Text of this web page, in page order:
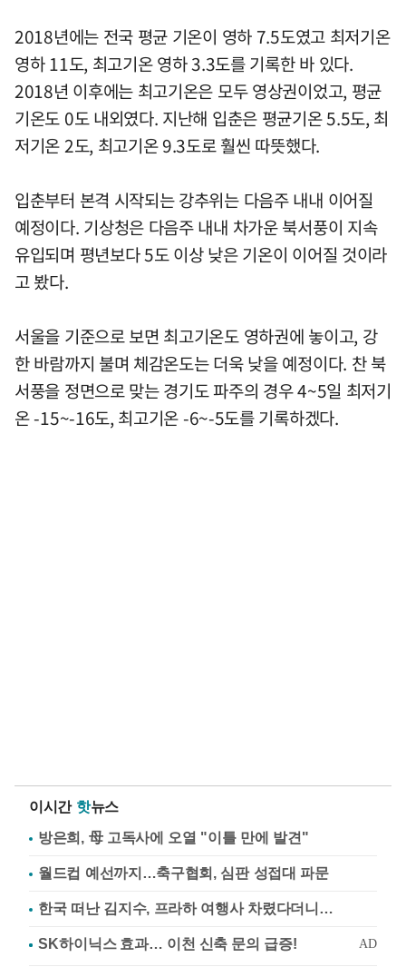
2018년에는 전국 평균 기온이 영하 7.5도였고 최저기온
영하 11도, 최고기온 영하 3.3도를 기록한 바 있다.
2018년 이후에는 최고기온은 모두 영상권이었고, 평균
기온도 0도 내외였다. 지난해 입춘은 평균기온 5.5도, 최
저기온 2도, 최고기온 9.3도로 훨씬 따뜻했다.
입춘부터 본격 시작되는 강추위는 다음주 내내 이어질
예정이다. 기상청은 다음주 내내 차가운 북서풍이 지속
유입되며 평년보다 5도 이상 낮은 기온이 이어질 것이라
고 봤다.
서울을 기준으로 보면 최고기온도 영하권에 놓이고, 강
한 바람까지 불며 체감온도는 더욱 낮을 예정이다. 찬 북
서풍을 정면으로 맞는 경기도 파주의 경우 4~5일 최저기
온 -15~-16도, 최고기온 -6~-5도를 기록하겠다.
이시간 핫뉴스
방은희, 母 고독사에 오열 "이틀 만에 발견"
월드컵 예선까지…축구협회, 심판 성접대 파문
한국 떠난 김지수, 프라하 여행사 차렸다더니…